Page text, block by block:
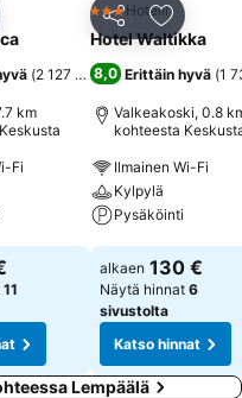
suosikkeihin
(2 127 arviota)
km
Fi
11
Jaa Lisää
3 Tähtiluokitus
Hotelli
Hotel Waltikka
8,0 Erittäin hyvä (1
Valkeakoski, 0.8
kohteesta
Ilmainen Wi-Fi
Kylpylä
Pysäköinti
Katso hinnat
alkaen 130 €
Näytä hinnat 6
sivustolta
Katso hinnat
Lempäälä